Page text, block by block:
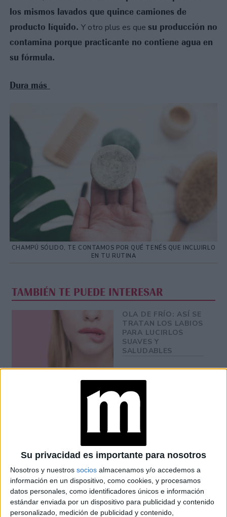
Su privacidad es importante para nosotros
Nosotros y nuestros socios almacenamos y/o accedemos a
información en un dispositivo, como cookies, y procesamos
datos personales, como identificadores únicos e información
estándar enviada por un dispositivo para publicidad y contenido
personalizado, medición de publicidad y contenido,
los mismos lavados que quince camiones de
producto líquido. Y otro plus es que su producción no
contamina porque practicante no contiene agua en
su fórmula.
Dura más
CHAMPÚ SÓLIDO, TE CONTAMOS POR QUÉ TENÉS QUE INCLUIRLO
EN TU RUTINA
TAMBIÉN TE PUEDE INTERESAR
OLA DE FRÍO: ASÍ SE
TRATAN LOS LABIOS
PARA LUCIRLOS
SUAVES Y
SALUDABLES
NATURA PRESENTA
SU VISIÓN 2025-
2050: QUÉ SIGNIFICA
PASAR DE LA
LA REGENERACIÓN
¿PELO JOVEN?: ESTO
DICEN LOS
EXPERTOS SOBRE EL
CUIDADO